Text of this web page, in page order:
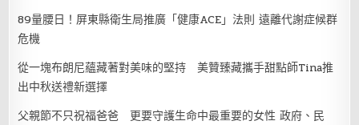
89量腰日！屏東縣衛生局推廣「健康ACE」法則 遠離代謝症候群
危機
從一塊布朗尼蘊藏著對美味的堅持 美贊臻藏攜手甜點師Tina推
出中秋送禮新選擇
父親節不只祝福爸爸 更要守護生命中最重要的女性 政府、民